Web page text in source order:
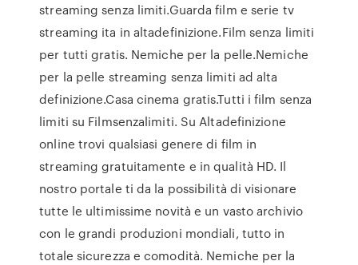
streaming senza limiti.Guarda film e serie tv
streaming ita in altadefinizione.Film senza limiti
per tutti gratis. Nemiche per la pelle.Nemiche
per la pelle streaming senza limiti ad alta
definizione.Casa cinema gratis.Tutti i film senza
limiti su Filmsenzalimiti. Su Altadefinizione
online trovi qualsiasi genere di film in
streaming gratuitamente e in qualità HD. Il
nostro portale ti da la possibilità di visionare
tutte le ultimissime novità e un vasto archivio
con le grandi produzioni mondiali, tutto in
totale sicurezza e comodità. Nemiche per la